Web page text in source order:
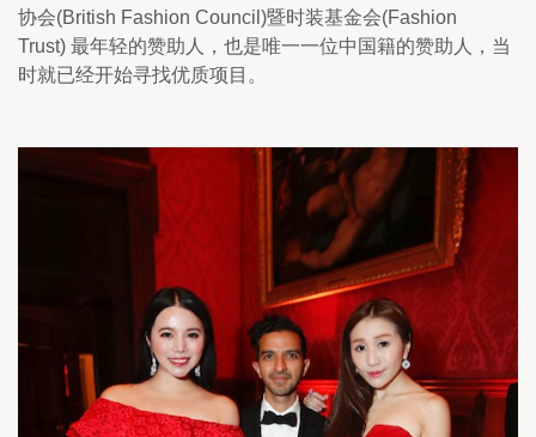
协会(British Fashion Council)暨时装基金会(Fashion
Trust) 最年轻的赞助人，也是唯一一位中国籍的赞助人，当
时就已经开始寻找优质项目。